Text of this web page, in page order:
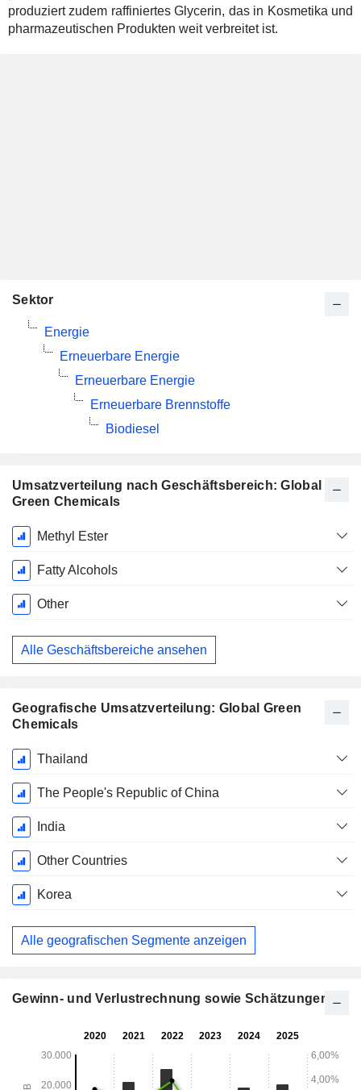
produziert zudem raffiniertes Glycerin, das in Kosmetika und
pharmazeutischen Produkten weit verbreitet ist.
Umsatzverteilung nach Geschäftsbereich: Global
Green Chemicals
Ende d.
Geschäftsjahres:
Dezember
Methyl Ester
Fatty Alcohols
Other
Alle Geschäftsbereiche ansehen
Geografische Umsatzverteilung: Global Green
Chemicals
Ende d.
Geschäftsjahres:
Dezember
Thailand
The People's Republic of China
India
Other Countries
Korea
Alle geografischen Segmente anzeigen
Sektor
Energie
Erneuerbare Energie
Erneuerbare Energie
Erneuerbare Brennstoffe
Biodiesel
Gewinn- und Verlustrechnung sowie Schätzungen